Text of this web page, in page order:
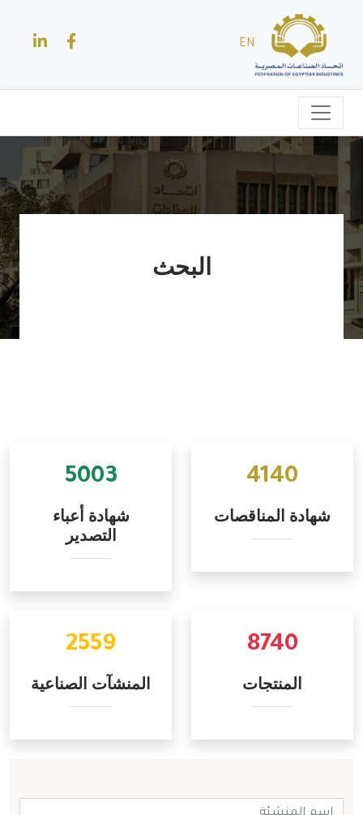
EN
البحث
4140
شهادة المناقصات
5003
شهادة أعباء
التصدير
8740
المنتجات
2559
المنشآت الصناعية